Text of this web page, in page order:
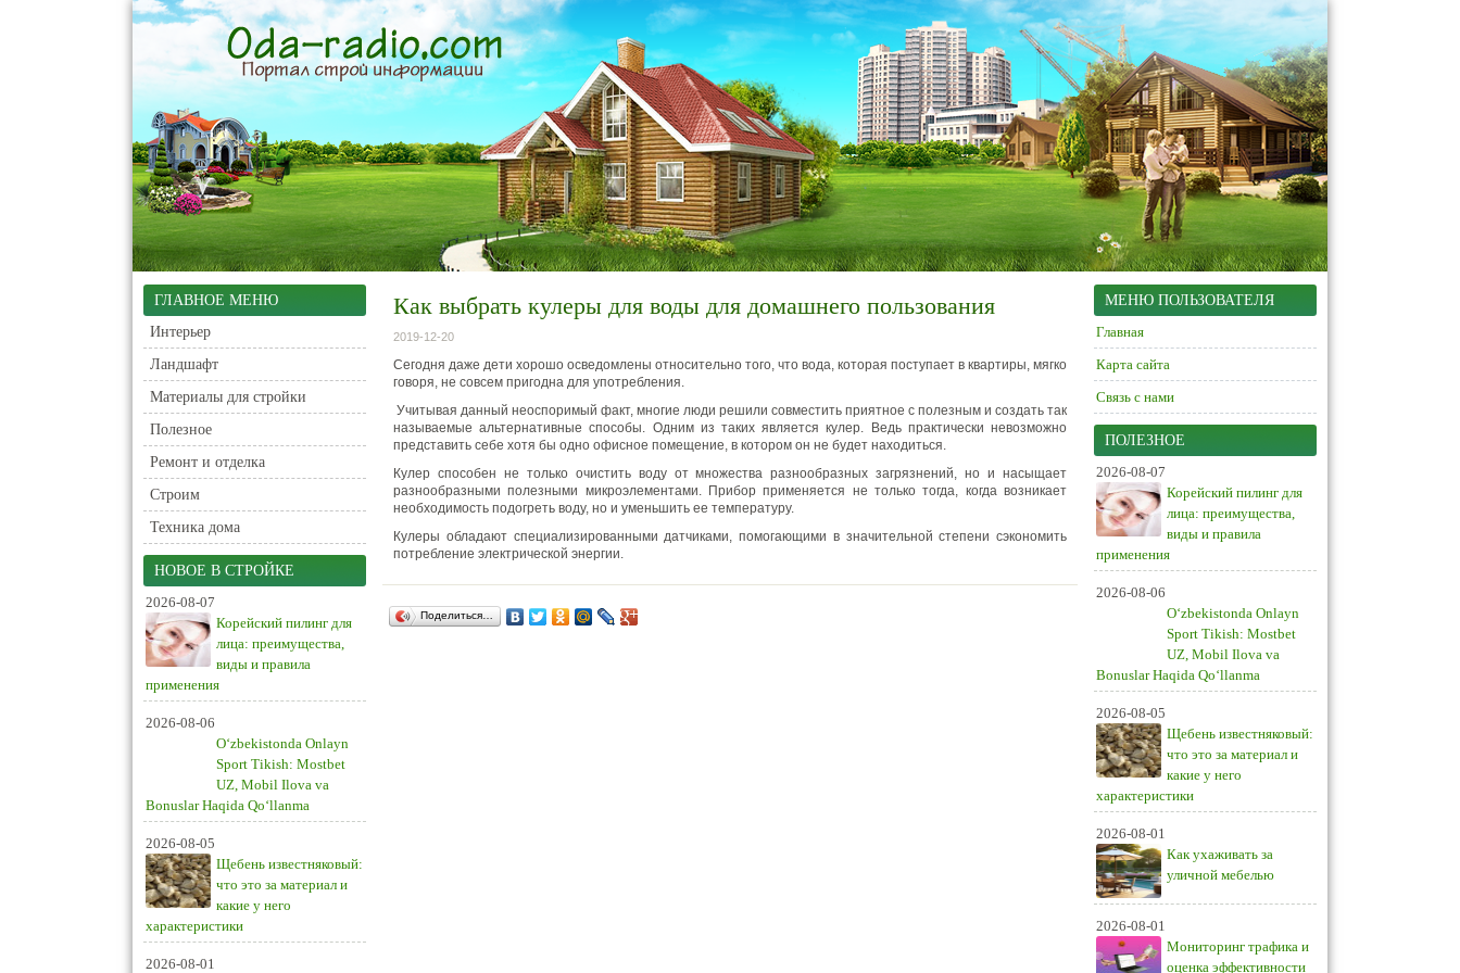
ГЛАВНОЕ МЕНЮ
Интерьер
Ландшафт
Материалы для стройки
Полезное
Ремонт и отделка
Строим
Техника дома
НОВОЕ В СТРОЙКЕ
2026-08-07
Корейский пилинг для
лица: преимущества,
виды и правила
применения
2026-08-06
O‘zbekistonda Onlayn
Sport Tikish: Mostbet
UZ, Mobil Ilova va
Bonuslar Haqida Qo‘llanma
2026-08-05
Щебень известняковый:
что это за материал и
какие у него
характеристики
2026-08-01
Как выбрать кулеры для воды для домашнего пользования
2019-12-20
Сегодня даже дети хорошо осведомлены относительно того, что вода, которая поступает в квартиры, мягко
говоря, не совсем пригодна для употребления.
Учитывая данный неоспоримый факт, многие люди решили совместить приятное с полезным и создать так
называемые альтернативные способы. Одним из таких является кулер. Ведь практически невозможно
представить себе хотя бы одно офисное помещение, в котором он не будет находиться.
Кулер способен не только очистить воду от множества разнообразных загрязнений, но и насыщает
разнообразными полезными микроэлементами. Прибор применяется не только тогда, когда возникает
необходимость подогреть воду, но и уменьшить ее температуру.
Кулеры обладают специализированными датчиками, помогающими в значительной степени сэкономить
потребление электрической энергии.
Поделиться…
МЕНЮ ПОЛЬЗОВАТЕЛЯ
Главная
Карта сайта
Связь с нами
ПОЛЕЗНОЕ
2026-08-07
Корейский пилинг для
лица: преимущества,
виды и правила
применения
2026-08-06
O‘zbekistonda Onlayn
Sport Tikish: Mostbet
UZ, Mobil Ilova va
Bonuslar Haqida Qo‘llanma
2026-08-05
Щебень известняковый:
что это за материал и
какие у него
характеристики
2026-08-01
Как ухаживать за
уличной мебелью
2026-08-01
Мониторинг трафика и
оценка эффективности